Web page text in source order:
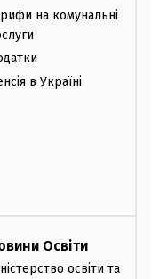
на комунальні
в Україні
Освіти
освіти та